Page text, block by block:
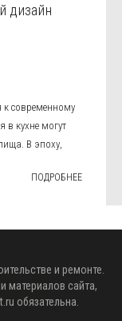
дизайн
к современному
в кухне могут
В эпоху,
ПОДРОБНЕЕ
и ремонте.
материалов сайта,
обязательна.